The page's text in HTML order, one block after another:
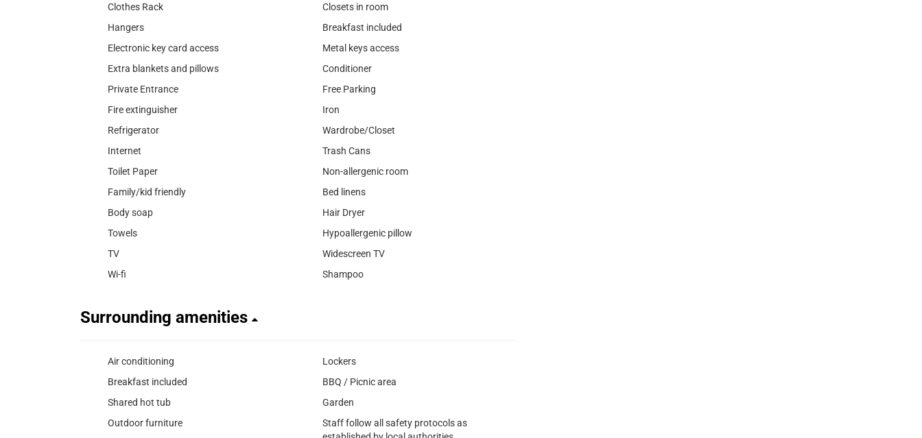
Clothes Rack
Closets in room
Hangers
Breakfast included
Electronic key card access
Metal keys access
Extra blankets and pillows
Conditioner
Private Entrance
Free Parking
Fire extinguisher
Iron
Refrigerator
Wardrobe/Closet
Internet
Trash Cans
Toilet Paper
Non-allergenic room
Family/kid friendly
Bed linens
Body soap
Hair Dryer
Towels
Hypoallergenic pillow
TV
Widescreen TV
Wi-fi
Shampoo
Surrounding amenities
Air conditioning
Lockers
Breakfast included
BBQ / Picnic area
Shared hot tub
Garden
Outdoor furniture
Staff follow all safety protocols as